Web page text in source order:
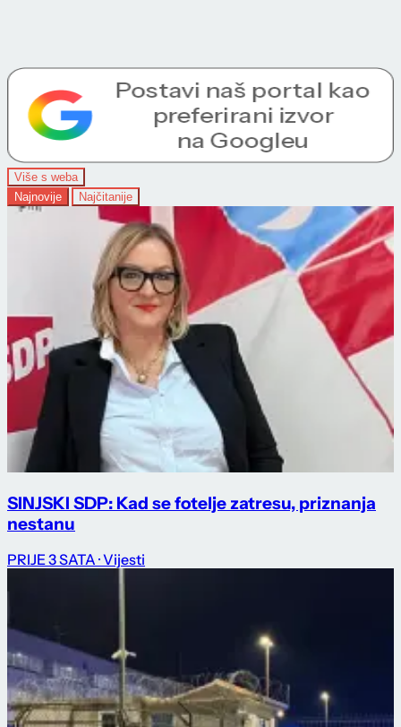
Više s weba
Najnovije
Najčitanije
SINJSKI SDP: Kad se fotelje zatresu, priznanja
nestanu
PRIJE 3 SATA · Vijesti